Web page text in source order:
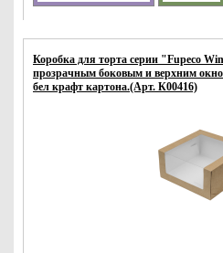
Коробка для торта серии "Fupeco
прозрачным боковым и верхним
бел крафт картона.(Арт. К00416)